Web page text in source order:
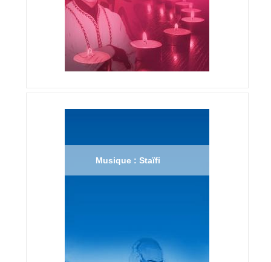
Musique : Staïfi